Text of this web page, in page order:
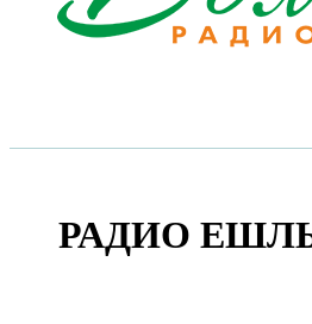
РАДИО